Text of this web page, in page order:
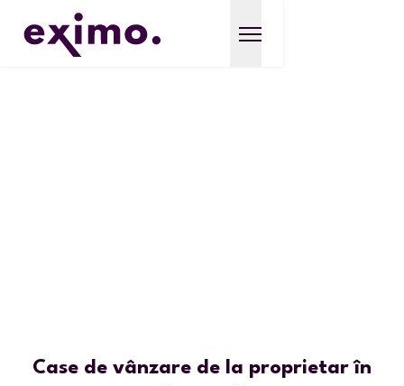
Case de vânzare de la proprietar în